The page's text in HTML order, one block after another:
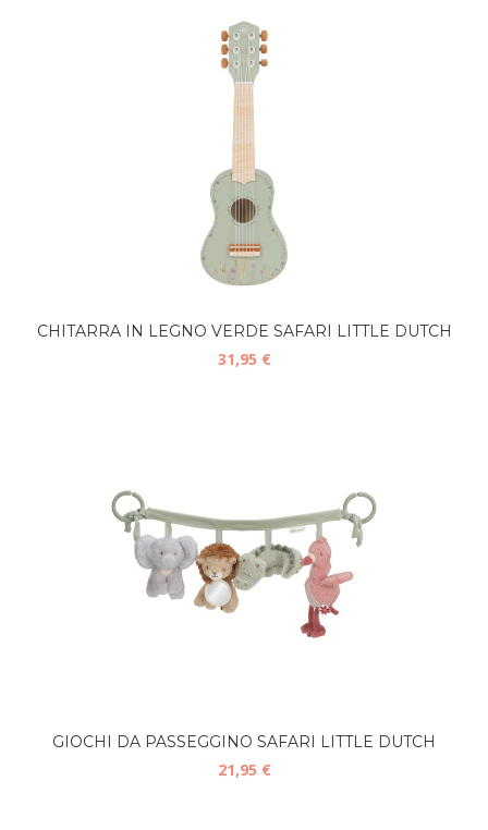
CHITARRA IN LEGNO VERDE SAFARI LITTLE DUTCH
31,95 €
GIOCHI DA PASSEGGINO SAFARI LITTLE DUTCH
21,95 €